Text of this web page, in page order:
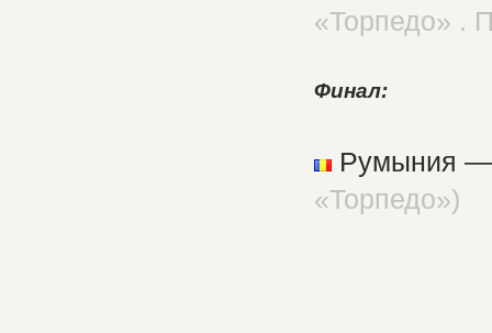
«Торпедо» .
Финал:
Румыния
«Торпедо»)